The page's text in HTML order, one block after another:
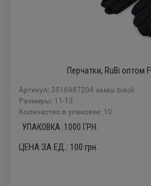
Перчатки, RuBi оптом
Артикул: 3516987204 замш black
Размеры: 11-13
Количество в упаковке: 10
УПАКОВКА: 1000 ГРН.
ЦЕНА ЗА ЕД.: 100 грн.